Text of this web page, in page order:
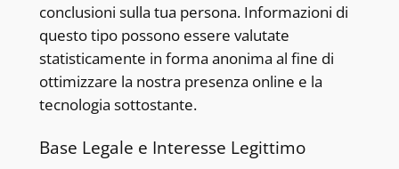
conclusioni sulla tua persona. Informazioni di
questo tipo possono essere valutate
statisticamente in forma anonima al fine di
ottimizzare la nostra presenza online e la
tecnologia sottostante.
Base Legale e Interesse Legittimo